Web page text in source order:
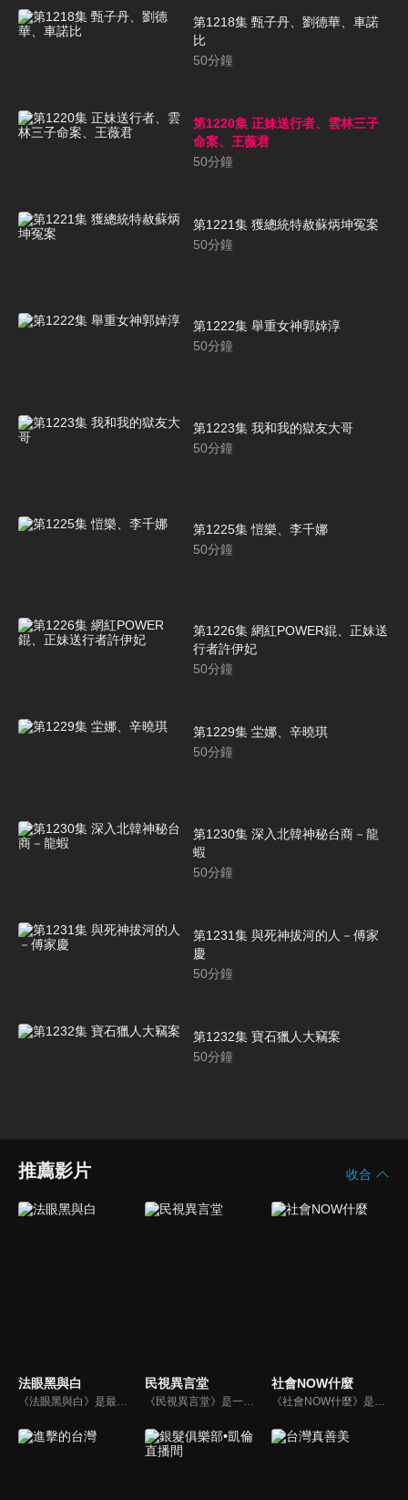
第1218集 甄子丹、劉德華、車諾
比
50分鐘
第1220集 正妹送行者、雲林三子
命案、王薇君
50分鐘
第1221集 獲總統特赦蘇炳坤冤案
50分鐘
第1222集 舉重女神郭婞淳
50分鐘
第1223集 我和我的獄友大哥
50分鐘
第1225集 愷樂、李千娜
50分鐘
第1226集 網紅POWER錕、正妹送
行者許伊妃
50分鐘
第1229集 坣娜、辛曉琪
50分鐘
第1230集 深入北韓神秘台商－龍
蝦
50分鐘
第1231集 與死神拔河的人－傅家
慶
50分鐘
第1232集 寶石獵人大竊案
50分鐘
推薦影片 收合
法眼黑與白 民視異言堂
《民視異言堂》是一個時事專題討論節目，內容包括是記者專訪的時事專題或生活話題。
社會NOW什麼